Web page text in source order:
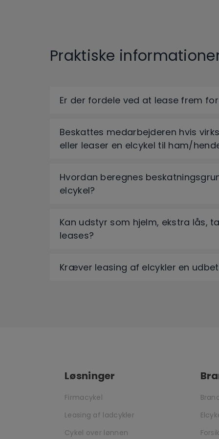
Praktiske
Er der fordele ved at lease frem
Beskattes medarbejderen hvis
eller leaser en elcykel til ham/
Hvordan beregnes
elcykel?
Kan udstyr som hjelm, ekstra lås,
leases?
Kræver leasing af elcykler en
Løsninger
Firmacykel
Leasing af ladcykler
Cykel over lønnen